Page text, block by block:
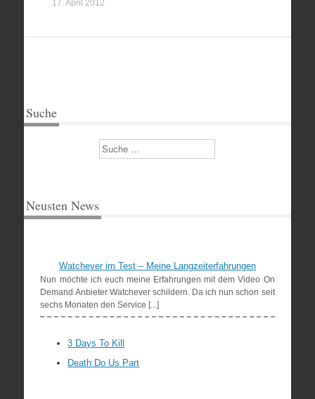
17. April 2012
Suche
Suchen
Neusten News
Watchever im Test – Meine Langzeiterfahrungen
Nun möchte ich euch meine Erfahrungen mit dem Video On
Demand Anbieter Watchever schildern. Da ich nun schon seit
sechs Monaten den Service [...]
3 Days To Kill
Death Do Us Part